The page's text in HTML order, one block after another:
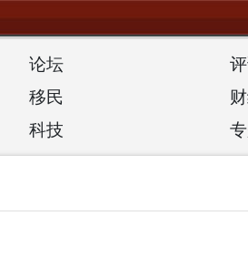
论坛
移民
科技